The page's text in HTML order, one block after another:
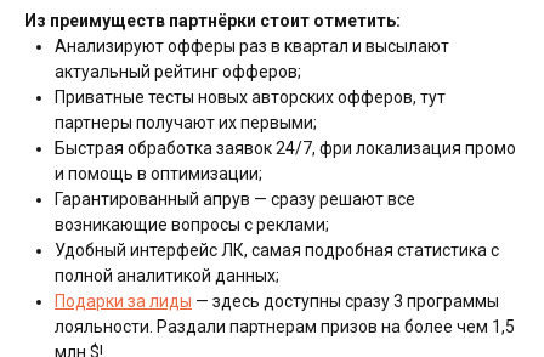
Из преимуществ партнёрки стоит отметить:
Анализируют офферы раз в квартал и высылают
актуальный рейтинг офферов;
Приватные тесты новых авторских офферов, тут
партнеры получают их первыми;
Быстрая обработка заявок 24/7, фри локализация промо
и помощь в оптимизации;
Гарантированный апрув — сразу решают все
возникающие вопросы с реклами;
Удобный интерфейс ЛК, самая подробная статистика с
полной аналитикой данных;
Подарки за лиды — здесь доступны сразу 3 программы
лояльности. Раздали партнерам призов на более чем 1,5
млн.$!